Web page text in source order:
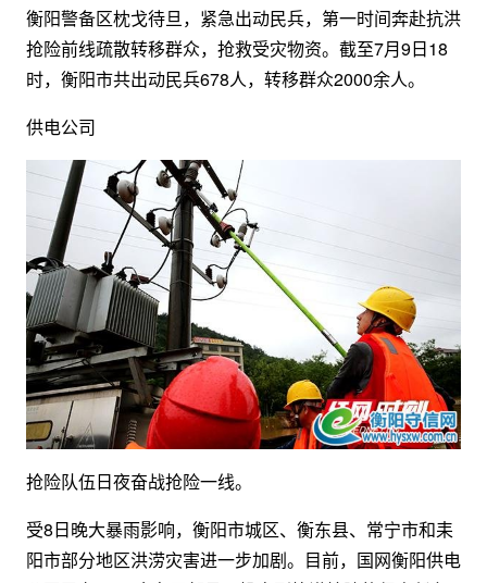
衡阳警备区枕戈待旦，紧急出动民兵，第一时间奔赴抗洪
抢险前线疏散转移群众，抢救受灾物资。截至7月9日18
时，衡阳市共出动民兵678人，转移群众2000余人。
供电公司
抢险队伍日夜奋战抢险一线。
受8日晚大暴雨影响，衡阳市城区、衡东县、常宁市和耒
阳市部分地区洪涝灾害进一步加剧。目前，国网衡阳供电